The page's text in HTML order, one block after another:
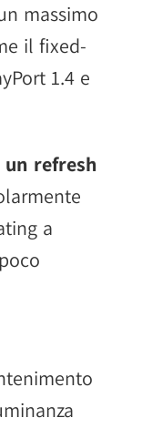
massimo
il fixed-
1.4 e
un refresh
a